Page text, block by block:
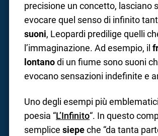
precisione un concetto, lasciano
evocare quel senso di infinito
suoni, Leopardi predilige quelli
l’immaginazione. Ad esempio, il
lontanodi un fiume sono suoni
evocano sensazioni indefinite e
Uno degli esempi più
poesia “L’Infinito“. In questo
semplice siepeche “da tanta